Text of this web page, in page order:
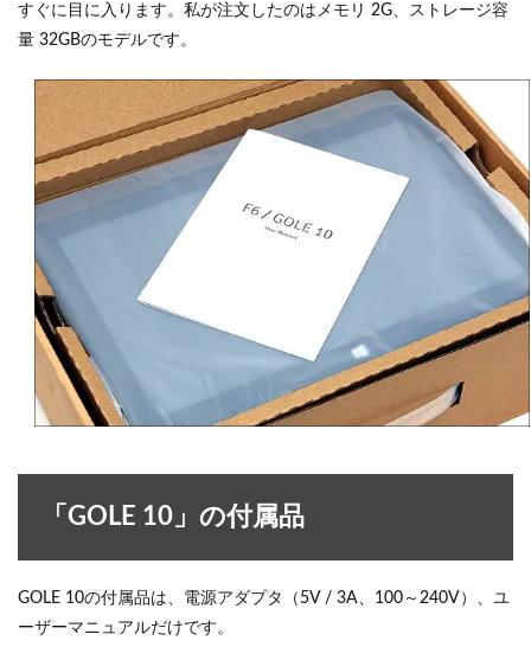
すぐに目に入ります。私が注文したのはメモリ 2G、ストレージ容
量 32GBのモデルです。
「GOLE 10」の付属品
GOLE 10の付属品は、電源アダプタ（5V / 3A、100～240V）、ユ
ーザーマニュアルだけです。